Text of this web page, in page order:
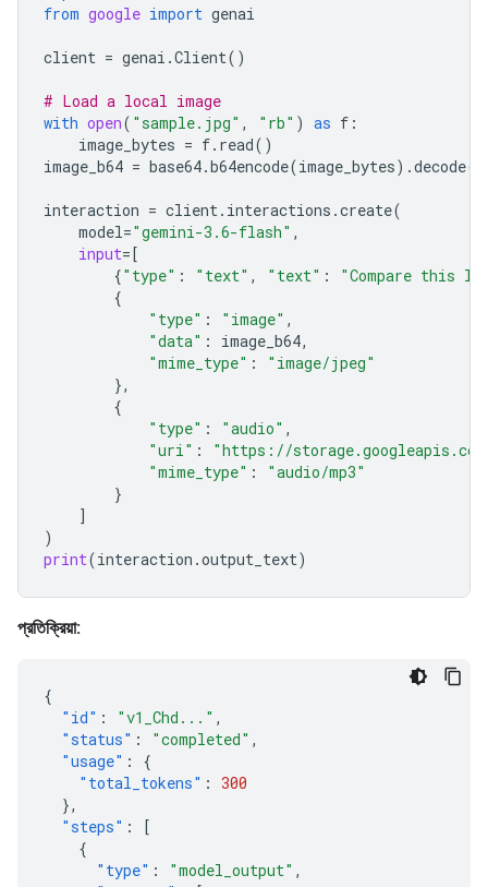
from google import genai
client = genai .Client()
# Load a local image
with open( "sample.jpg" , "rb" ) as f :
image_bytes = f. read()
image_b64 = base64.b64encode(image_bytes) .decode(
interaction = client. interactions .create(
model="gemini-3.6-flash" ,
input=[
{"type" : "text" , "text" :
"Compare this
{
"type" : "image" ,
"data" : image_b64,
"mime_type" :
"image/jpeg"
},
{
"type" : "audio" ,
"uri" :
"https://
"mime_type" :
"audio/mp3"
}
]
)
print(interaction .output_text)
প্রতিক্রিয়া:
{
"id" : "v1_Chd..." ,
"status" : "completed" ,
"usage" :
{
"total_tokens" : 300
},
"steps" :
[
{
"type" : "model_output" ,